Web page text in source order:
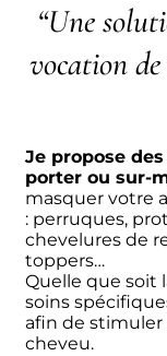
“Une
vocation
Je propose
porter ou sur-
masquer votre
: perruques,
chevelures de
toppers…
Quelle que soit
soins
afin de stimuler
cheveu.